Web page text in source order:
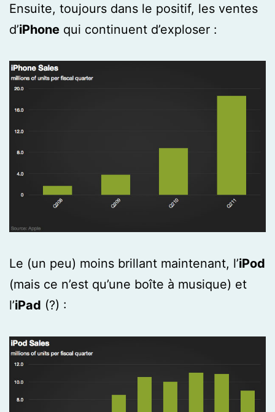
Ensuite, toujours dans le positif, les ventes
d’iPhone qui continuent d’exploser :
Le (un peu) moins brillant maintenant, l’iPod
(mais ce n’est qu’une boîte à musique) et
l’iPad (?) :